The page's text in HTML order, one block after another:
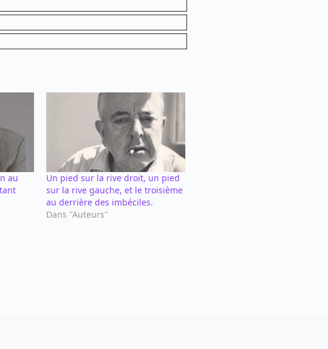
au
Un pied sur la rive droit, un pied
sur la rive gauche, et le troisième
au derrière des imbéciles.
Dans "Auteurs"